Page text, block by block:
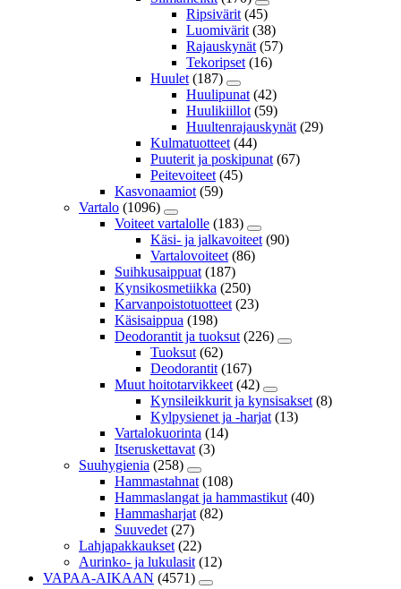
Ripsivärit (45)
Luomivärit (38)
Rajauskynät (57)
Tekoripset (16)
Huulet (187)
Huulipunat (42)
Huulikiillot (59)
Huultenrajauskynät (29)
Kulmatuotteet (44)
Puuterit ja poskipunat (67)
Peitevoiteet (45)
Kasvonaamiot (59)
Vartalo (1096)
Voiteet vartalolle (183)
Käsi- ja jalkavoiteet (90)
Vartalovoiteet (86)
Suihkusaippuat (187)
Kynsikosmetiikka (250)
Karvanpoistotuotteet (23)
Käsisaippua (198)
Deodorantit ja tuoksut (226)
Tuoksut (62)
Deodorantit (167)
Muut hoitotarvikkeet (42)
Kynsileikkurit ja kynsisakset (8)
Kylpysienet ja -harjat (13)
Vartalokuorinta (14)
Itseruskettavat (3)
Suuhygienia (258)
Hammastahnat (108)
Hammaslangat ja hammastikut (40)
Hammasharjat (82)
Suuvedet (27)
Lahjapakkaukset (22)
Aurinko- ja lukulasit (12)
VAPAA-AIKAAN (4571)